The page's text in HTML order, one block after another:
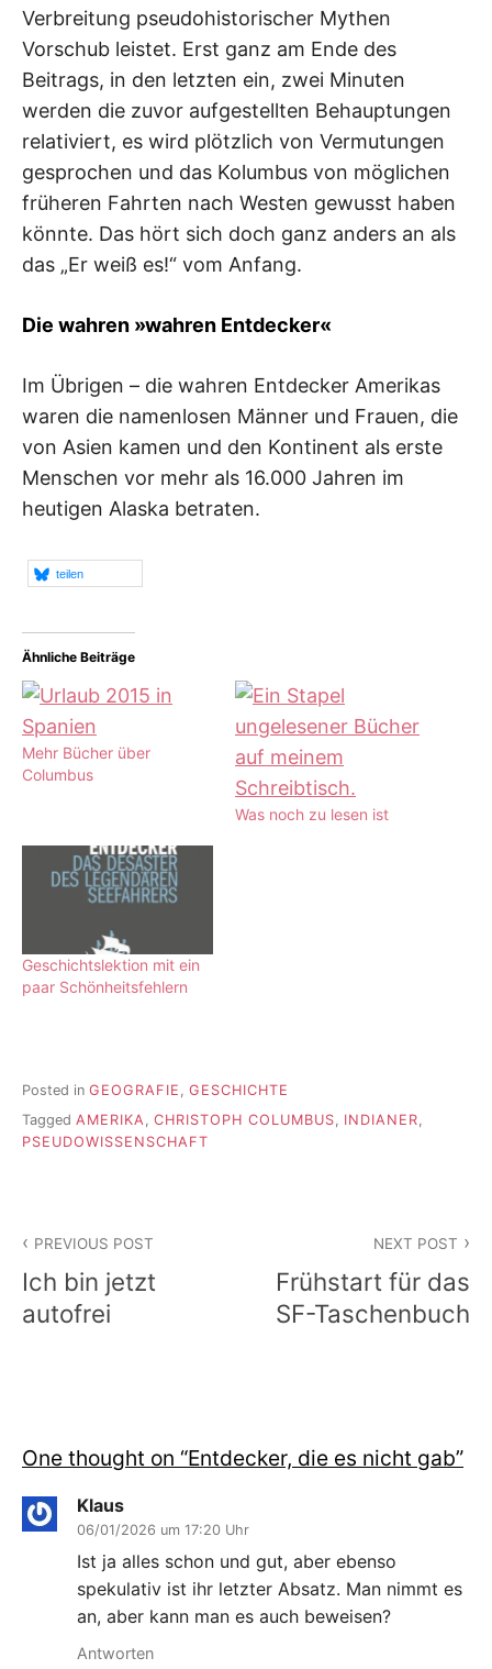
Verbreitung pseudohistorischer Mythen
Vorschub leistet. Erst ganz am Ende des
Beitrags, in den letzten ein, zwei Minuten
werden die zuvor aufgestellten Behauptungen
relativiert, es wird plötzlich von Vermutungen
gesprochen und das Kolumbus von möglichen
früheren Fahrten nach Westen gewusst haben
könnte. Das hört sich doch ganz anders an als
das „Er weiß es!“ vom Anfang.
Die wahren »wahren Entdecker«
Im Übrigen – die wahren Entdecker Amerikas
waren die namenlosen Männer und Frauen, die
von Asien kamen und den Kontinent als erste
Menschen vor mehr als 16.000 Jahren im
heutigen Alaska betraten.
teilen
Ähnliche Beiträge
Mehr Bücher über
Columbus
Was noch zu lesen ist
Geschichtslektion mit ein
paar Schönheitsfehlern
Posted in GEOGRAFIE , GESCHICHTE
Tagged AMERIKA CHRISTOPH COLUMBUS INDIANER
PSEUDOWISSENSCHAFT
PREVIOUS POST
Ich bin jetzt
autofrei
NEXT POST
Frühstart für das
SF-Taschenbuch
One thought on “Entdecker, die es nicht gab”
Klaus
06/01/2026 um 17:20 Uhr
Ist ja alles schon und gut, aber ebenso
spekulativ ist ihr letzter Absatz. Man nimmt es
an, aber kann man es auch beweisen?
Antworten